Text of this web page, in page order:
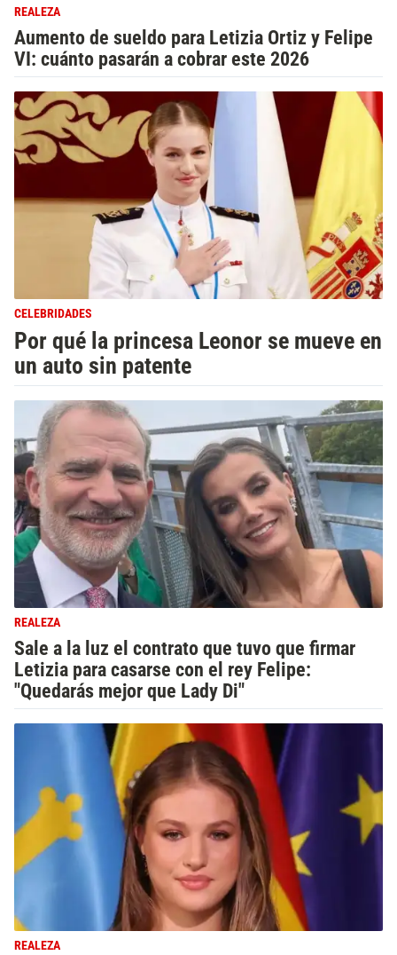
REALEZA
Aumento de sueldo para Letizia Ortiz y Felipe
VI: cuánto pasarán a cobrar este 2026
CELEBRIDADES
Por qué la princesa Leonor se mueve en
un auto sin patente
REALEZA
Sale a la luz el contrato que tuvo que firmar
Letizia para casarse con el rey Felipe:
"Quedarás mejor que Lady Di"
REALEZA